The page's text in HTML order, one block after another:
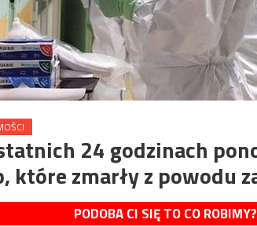
24 godzinach
które zmarły z powodu
PODOBA CI SIĘ TO CO